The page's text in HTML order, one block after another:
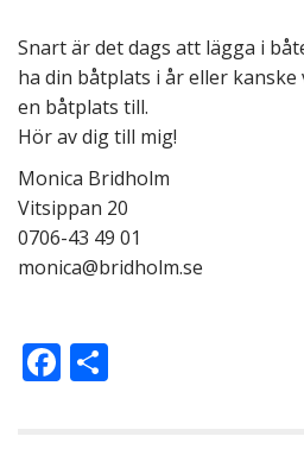
Snart är det dags att lägga i
ha din båtplats i år eller
en båtplats till.
Hör av dig till mig!
Monica Bridholm
Vitsippan 20
0706-43 49 01
monica@bridholm.se
F